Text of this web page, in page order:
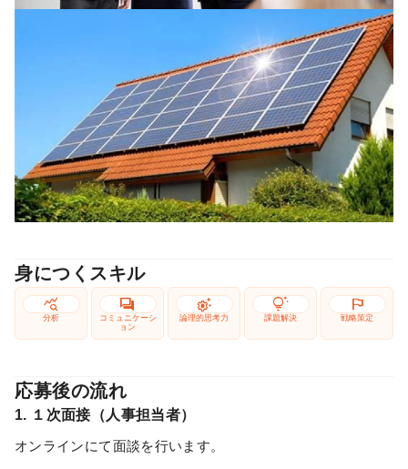
身につくスキル
query_stats
分析
forum
コミュニケーシ
ョン
settings_suggest
論理的思考力
tips_and_updates
課題解決
flag
戦略策定
応募後の流れ
1. １次面接（人事担当者）
オンラインにて面談を行います。